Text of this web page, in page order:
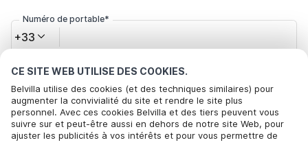
CE SITE WEB UTILISE DES COOKIES.
Belvilla utilise des cookies (et des techniques similaires) pour
augmenter la convivialité du site et rendre le site plus
personnel. Avec ces cookies Belvilla et des tiers peuvent vous
suivre sur et peut-être aussi en dehors de notre site Web, pour
ajuster les publicités à vos intérêts et pour vous permettre de
Numéro de portable*
+33
Votre adresse e-mail*
Cliquez ici pour vous désabonner des offres de Belvilla. Vous
pouvez vous désinscrire à tout moment à l'avenir